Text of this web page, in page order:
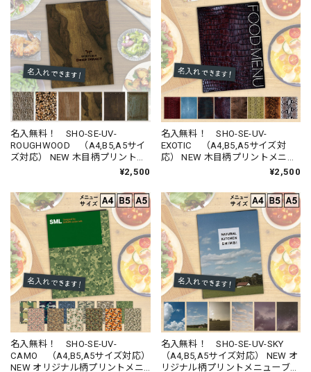
名入無料！ SHO-SE-UV-
ROUGHWOOD （A4,B5,A5サイ
ズ対応） NEW 木目柄プリントメ
ニューブック （受注生産品）
¥2,500
名入無料！ SHO-SE-UV-
EXOTIC （A4,B5,A5サイズ対
応） NEW 木目柄プリントメニュ
ーブック （受注生産品）¥2,500
名入無料！ SHO-SE-UV-
CAMO （A4,B5,A5サイズ対応）
NEW オリジナル柄プリントメニ
名入無料！ SHO-SE-UV-SKY
（A4,B5,A5サイズ対応） NEW オ
リジナル柄プリントメニューブッ